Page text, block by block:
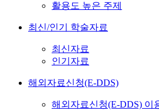
활용도 높은 주제
최신/인기 학술자료
최신자료
인기자료
해외자료신청(E-DDS)
해외자료신청(E-DDS) 이